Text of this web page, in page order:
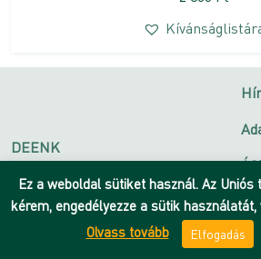
DEENK
Debreceni Egyetem
Ez a weboldal sütiket használ. Az
kérem, engedélyezze a sütik
Olvass tovább
Elfogadás